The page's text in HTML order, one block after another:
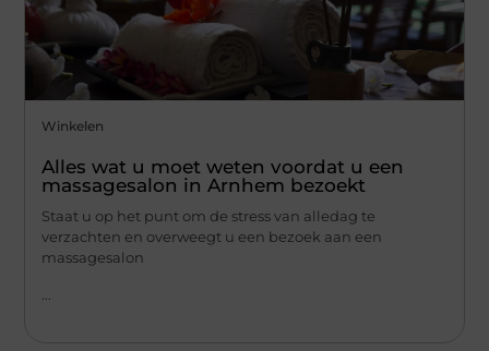
Winkelen
Alles wat u moet weten voordat u een
massagesalon in Arnhem bezoekt
Staat u op het punt om de stress van alledag te
verzachten en overweegt u een bezoek aan een
massagesalon